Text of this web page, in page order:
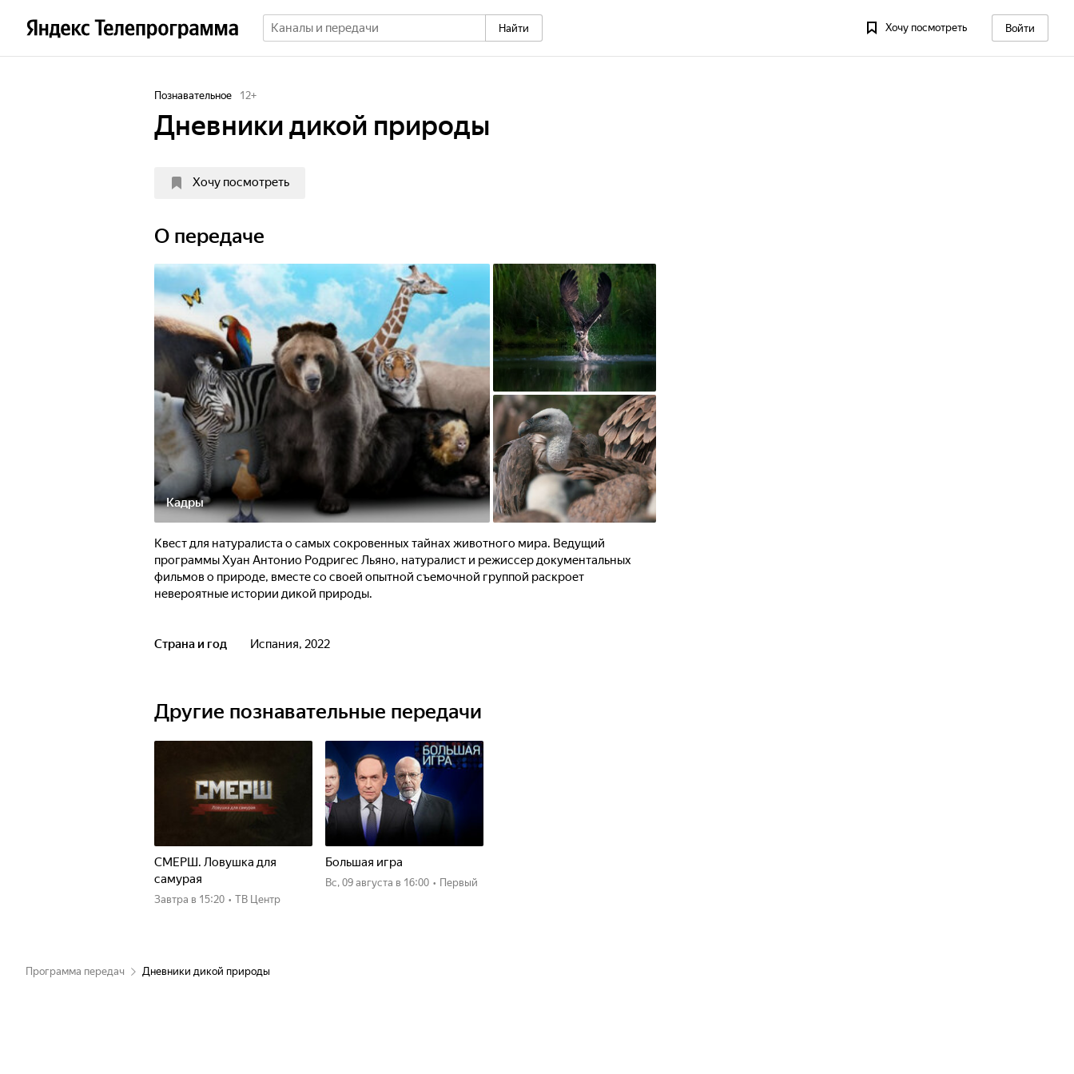
Найти Хочу посмотреть Войти
Познавательное 12+
Дневники дикой природы
Хочу посмотреть
О передаче
Кадры
Квест для натуралиста о самых сокровенных тайнах животного мира. Ведущий
программы Хуан Антонио Родригес Льяно, натуралист и режиссер документальных
фильмов о природе, вместе со своей опытной съемочной группой раскроет
невероятные истории дикой природы.
Страна и год Испания, 2022
Другие познавательные передачи
СМЕРШ. Ловушка для
самурая
Завтра в 15:20 • ТВ Центр
Большая игра
вс, 09 августа в 16:00 • Первый
Программа передач Дневники дикой природы